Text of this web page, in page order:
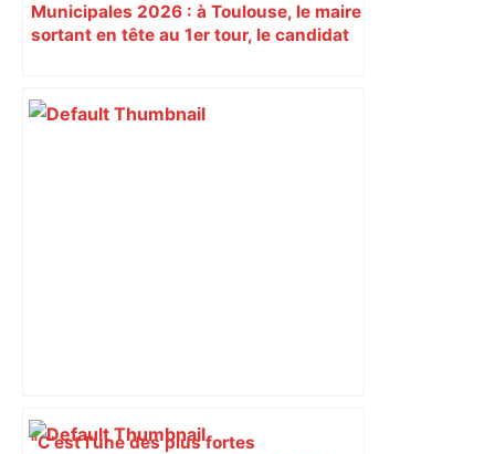
Municipales 2026 : à Toulouse, le maire
sortant en tête au 1er tour, le candidat
"C’est l’une des plus fortes